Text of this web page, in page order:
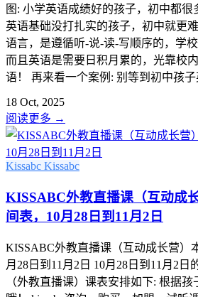
图: 小学英语成绩好的孩子，初中都
英语基础没打扎实的孩子，初中就更
语言，是遵循听-说-读-写顺序的，学
而且英语是需要日积月累的，光靠校
语！ 再来看一个案例: 别等到初中孩
18 Oct, 2025
阅读更多 →
Kissabc Kissabc
KISSABC外教直播课（互动成
间表，10月28日到11月2日
KISSABC外教直播课（互动成长营）
月28日到11月2日 10月28日到11月2日
（外教直播课）课表安排如下: 根据